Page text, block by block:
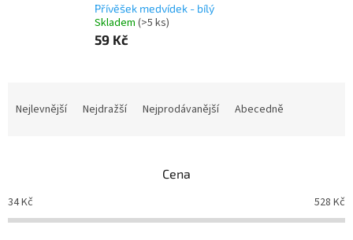
Přívěšek medvídek - bílý
Skladem (>5 ks)
59 Kč
p
r
o
Nejlevnější Nejdražší Nejprodávanější Abecedně
Cena
34Kč 528 Kč